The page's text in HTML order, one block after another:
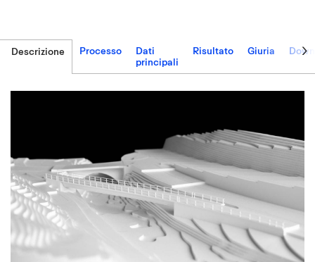
Descrizione Processo
Dati
principali
Risultato Giuria 